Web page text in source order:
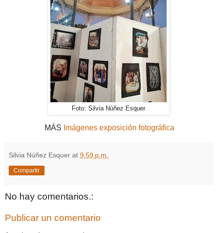
Foto: Silvia Núñez Esquer
MÁS Imágenes exposición fotográfica
Silvia Núñez Esquer at 9:59 p.m.
Compartir
No hay comentarios.:
Publicar un comentario